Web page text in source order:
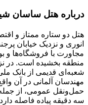
درباره هتل ساسان
هتل دو ستاره ممتاز و
انوری و نزدیک خیابان
مجاورت با فروشگاه‌ها و
منطقه بخشیده است. در
شعبه‌ای قدیمی از بانک
مهندسان آلمانی در آن
حمل‌ونقل عمومی، از جمله
سه دقیقه پیاده فاصله